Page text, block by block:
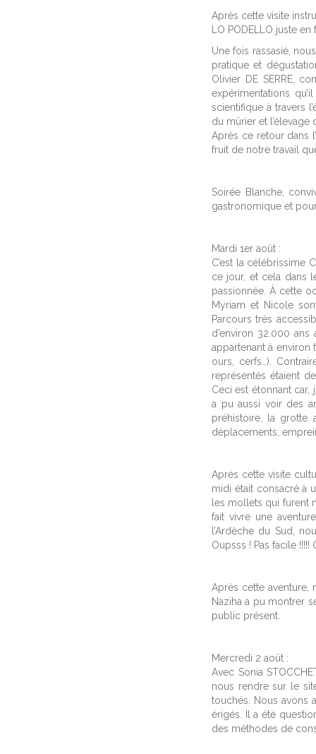
Après cette visite
LO PODELLO juste en
Une fois rassasié,
pratique et
Olivier DE SERRE,
expérimentations
scientifique à travers
du mûrier et
Après ce retour dans
fruit de notre travail
Soirée Blanche,
gastronomique et
Mardi 1er août :
C’est la célébrissime
ce jour, et cela dans
passionnée. À cette
Myriam et Nicole
Parcours très
d’environ 32.000
appartenant à environ
ours, cerfs…).
représentés étaient
Ceci est étonnant car,
a pu aussi voir des
préhistoire, la grotte
déplacements,
Après cette visite
midi était consacré à
les mollets qui furent
fait vivre une
l’Ardèche du Sud,
Oupsss ! Pas facile !!!!!
Après cette aventure,
Naziha a pu montrer
public présent.
Mercredi 2 août :
Avec Sonia
nous rendre sur le
touchés. Nous avons
érigés. Il a été
des méthodes de